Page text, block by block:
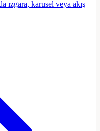
ızgara, karusel veya akış